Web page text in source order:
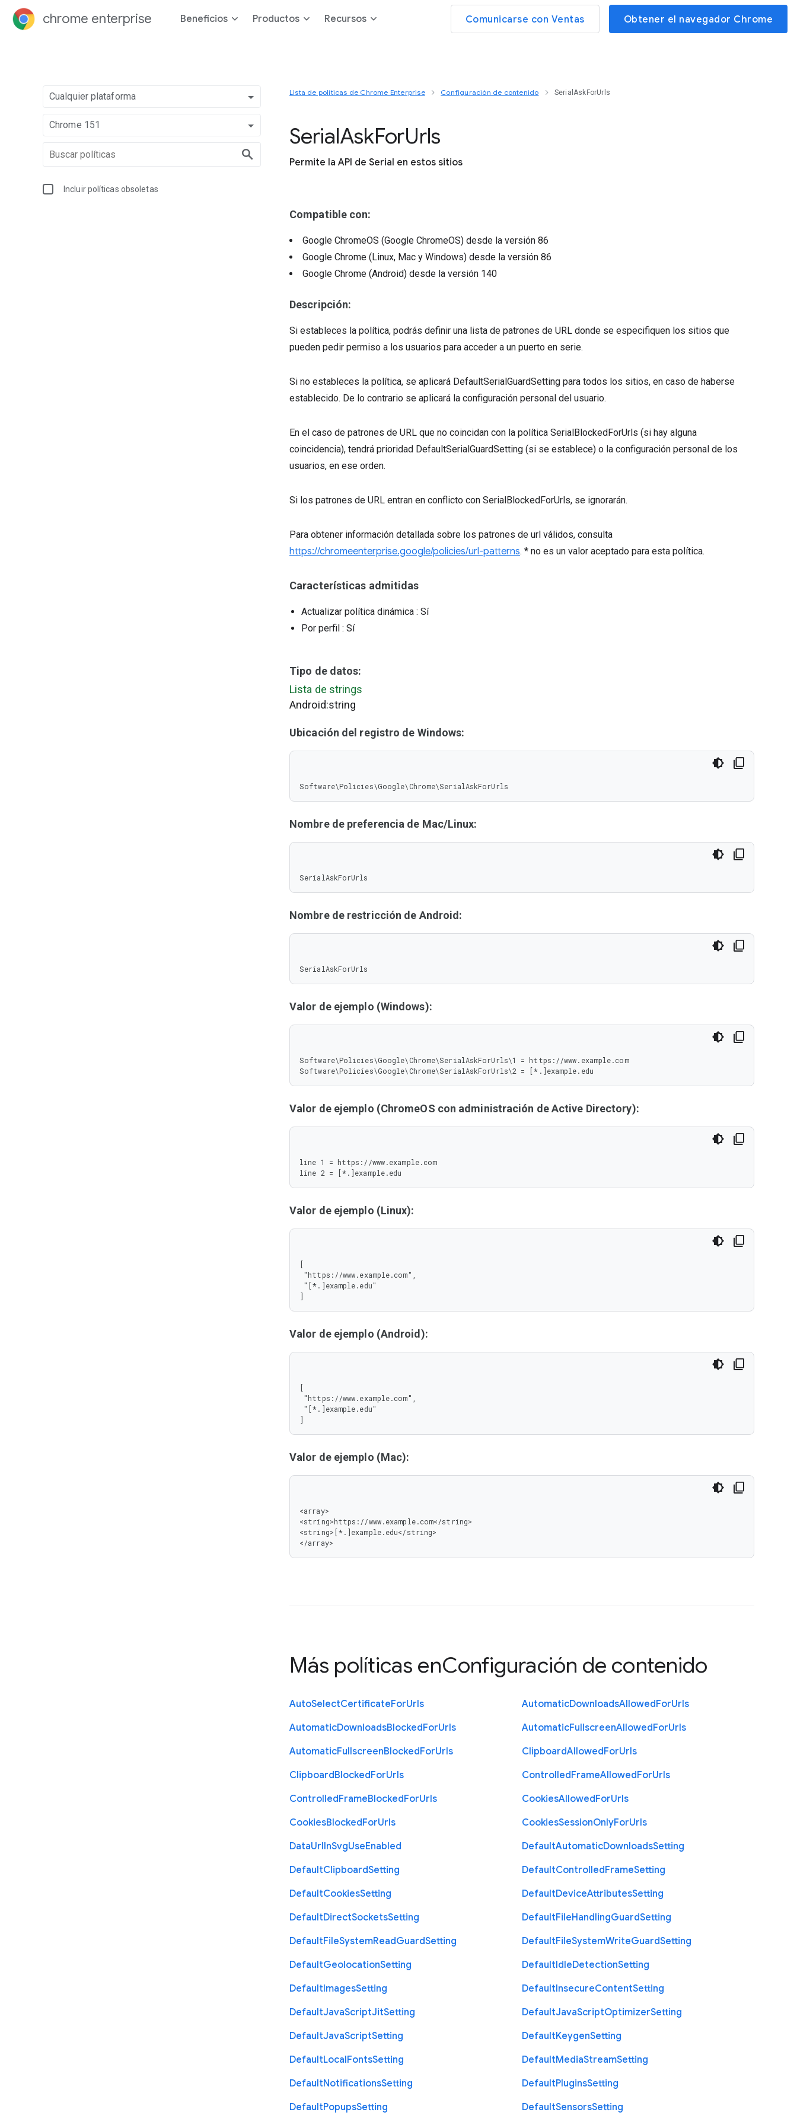
chrome enterprise Beneficios Productos Recursos Comunicarse con Ventas Obtener el navegador Chrome
Cualquier plataforma
Chrome 151
Incluir políticas obsoletas
Lista de políticas de Chrome Enterprise Configuración de contenido SerialAskForUrls
SerialAskForUrls
Permite la API de Serial en estos sitios
Compatible con:
Google ChromeOS (Google ChromeOS) desde la versión 86
Google Chrome (Linux, Mac y Windows) desde la versión 86
Google Chrome (Android) desde la versión 140
Descripción:
Si estableces la política, podrás definir una lista de patrones de URL donde se especifiquen los sitios que
pueden pedir permiso a los usuarios para acceder a un puerto en serie.
Si no estableces la política, se aplicará DefaultSerialGuardSetting para todos los sitios, en caso de haberse
establecido. De lo contrario se aplicará la configuración personal del usuario.
En el caso de patrones de URL que no coincidan con la política SerialBlockedForUrls (si hay alguna
coincidencia), tendrá prioridad DefaultSerialGuardSetting (si se establece) o la configuración personal de los
usuarios, en ese orden.
Si los patrones de URL entran en conflicto con SerialBlockedForUrls, se ignorarán.
Para obtener información detallada sobre los patrones de url válidos, consulta
https://chromeenterprise.google/policies/url-patterns. * no es un valor aceptado para esta política.
Características admitidas
Actualizar política dinámica : Sí
Por perfil : Sí
Tipo de datos:
Lista de strings
Android:string
Ubicación del registro de Windows:
Software\Policies\Google\Chrome\SerialAskForUrls
Nombre de preferencia de Mac/Linux:
SerialAskForUrls
Nombre de restricción de Android:
SerialAskForUrls
Valor de ejemplo (Windows):
Software\Policies\Google\Chrome\SerialAskForUrls\1 = https://www.example.com
Software\Policies\Google\Chrome\SerialAskForUrls\2 = [*.]example.edu
Valor de ejemplo (ChromeOS con administración de Active Directory):
line 1 = https://www.example.com
line 2 = [*.]example.edu
Valor de ejemplo (Linux):
[
]
Valor de ejemplo (Android):
[
]
Valor de ejemplo (Mac):
<array>
<string>https://www.example.com</string>
<string>[*.]example.edu</string>
</array>
Más políticas enConfiguración de contenido
AutoSelectCertificateForUrls AutomaticDownloadsAllowedForUrls
AutomaticDownloadsBlockedForUrls AutomaticFullscreenAllowedForUrls
AutomaticFullscreenBlockedForUrls ClipboardAllowedForUrls
ClipboardBlockedForUrls ControlledFrameAllowedForUrls
ControlledFrameBlockedForUrls CookiesAllowedForUrls
CookiesBlockedForUrls CookiesSessionOnlyForUrls
DataUrlInSvgUseEnabled DefaultAutomaticDownloadsSetting
DefaultClipboardSetting DefaultControlledFrameSetting
DefaultCookiesSetting DefaultDeviceAttributesSetting
DefaultDirectSocketsSetting DefaultFileHandlingGuardSetting
DefaultFileSystemReadGuardSetting DefaultFileSystemWriteGuardSetting
DefaultGeolocationSetting DefaultIdleDetectionSetting
DefaultImagesSetting DefaultInsecureContentSetting
DefaultJavaScriptJitSetting DefaultJavaScriptOptimizerSetting
DefaultJavaScriptSetting DefaultKeygenSetting
DefaultLocalFontsSetting DefaultMediaStreamSetting
DefaultNotificationsSetting DefaultPluginsSetting
DefaultPopupsSetting DefaultSensorsSetting